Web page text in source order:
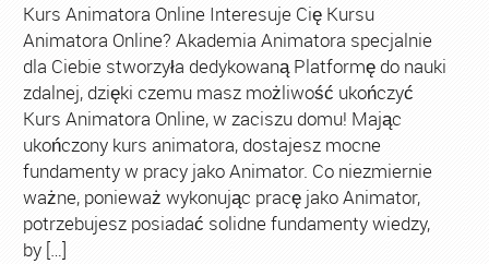
Kurs Animatora Online Interesuje Cię Kursu
Animatora Online? Akademia Animatora specjalnie
dla Ciebie stworzyła dedykowaną Platformę do nauki
zdalnej, dzięki czemu masz możliwość ukończyć
Kurs Animatora Online, w zaciszu domu! Mając
ukończony kurs animatora, dostajesz mocne
fundamenty w pracy jako Animator. Co niezmiernie
ważne, ponieważ wykonując pracę jako Animator,
potrzebujesz posiadać solidne fundamenty wiedzy,
by […]